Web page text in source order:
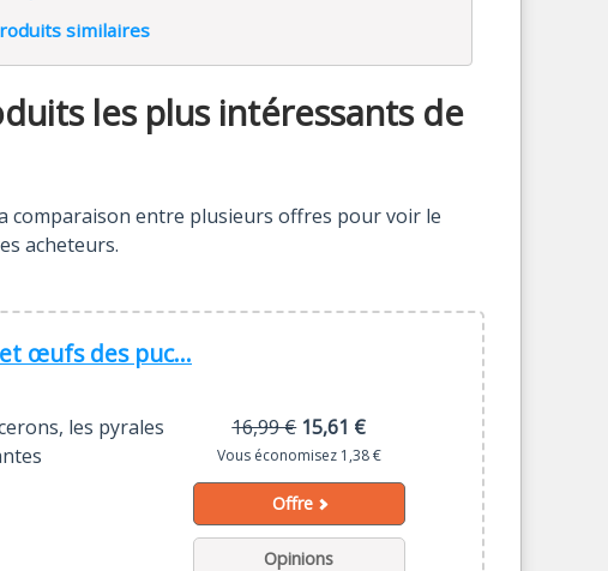
similaires
les plus intéressants de
comparaison entre plusieurs offres pour voir le
acheteurs.
œufs des puc...
les pyrales
16,99 € 15,61 €
Vous économisez 1,38 €
Offre
Opinions